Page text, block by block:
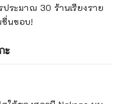
ระมาณ 30 ร้านเรียงราย
นชอบ!
ะ